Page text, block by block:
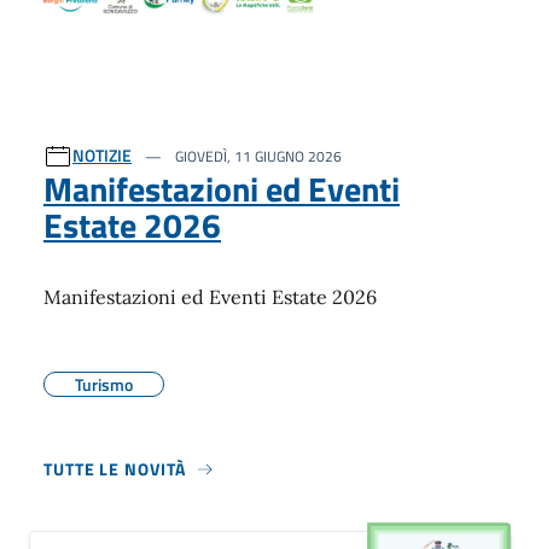
NOTIZIE GIOVEDÌ, 11 GIUGNO 2026
Manifestazioni ed Eventi
Estate 2026
Manifestazioni ed Eventi Estate 2026
Turismo
TUTTE LE NOVITÀ